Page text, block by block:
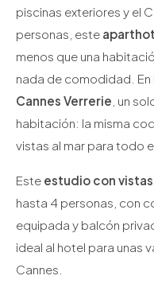
piscinas exteriores y el
personas, este
menos que una
nada de comodidad. En
Cannes Verrerie , un
habitación: la misma
vistas al mar para todo
Este estudio con vistas
hasta 4 personas, con
equipada y balcón
ideal al hotel para unas
Cannes.